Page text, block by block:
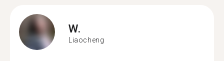
W.
Liaocheng